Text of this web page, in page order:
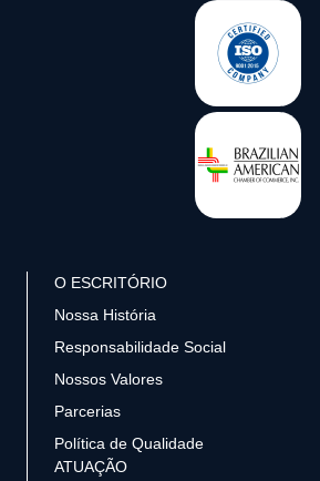
O ESCRITÓRIO
Nossa História
Responsabilidade Social
Nossos Valores
Parcerias
Política de Qualidade
ATUAÇÃO